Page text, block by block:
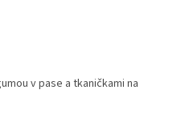
v pase a tkaničkami na